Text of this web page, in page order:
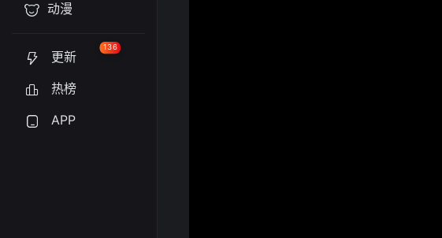
动漫
更新
136
热榜
APP